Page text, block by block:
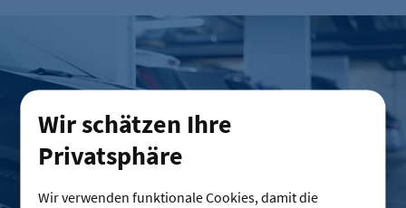
Wir schätzen Ihre
Privatsphäre
Wir verwenden funktionale Cookies, damit die
Private Stellplätze werden bundesweit teurer – Berlin